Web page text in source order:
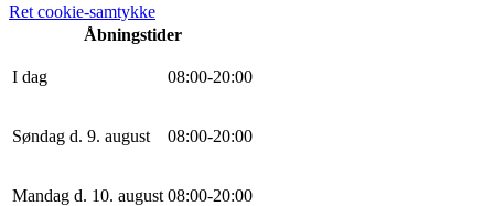
Ret cookie-samtykke
Åbningstider
I dag 08:00-20:00
Søndag d. 9. august 08:00-20:00
Mandag d. 10. august 08:00-20:00